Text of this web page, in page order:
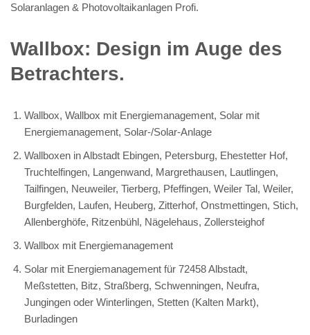
Solaranlagen & Photovoltaikanlagen Profi.
Wallbox: Design im Auge des
Betrachters.
Wallbox, Wallbox mit Energiemanagement, Solar mit
Energiemanagement, Solar-/Solar-Anlage
Wallboxen in Albstadt Ebingen, Petersburg, Ehestetter Hof,
Truchtelfingen, Langenwand, Margrethausen, Lautlingen,
Tailfingen, Neuweiler, Tierberg, Pfeffingen, Weiler Tal, Weiler,
Burgfelden, Laufen, Heuberg, Zitterhof, Onstmettingen, Stich,
Allenberghöfe, Ritzenbühl, Nägelehaus, Zollersteighof
Wallbox mit Energiemanagement
Solar mit Energiemanagement für 72458 Albstadt,
Meßstetten, Bitz, Straßberg, Schwenningen, Neufra,
Jungingen oder Winterlingen, Stetten (Kalten Markt),
Burladingen